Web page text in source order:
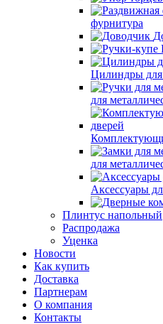
фурнитура
Цилиндры для
для
для
Аксессуары
Плинтус напольный
Распродажа
Уценка
Новости
Как купить
Доставка
Партнерам
О компания
Контакты